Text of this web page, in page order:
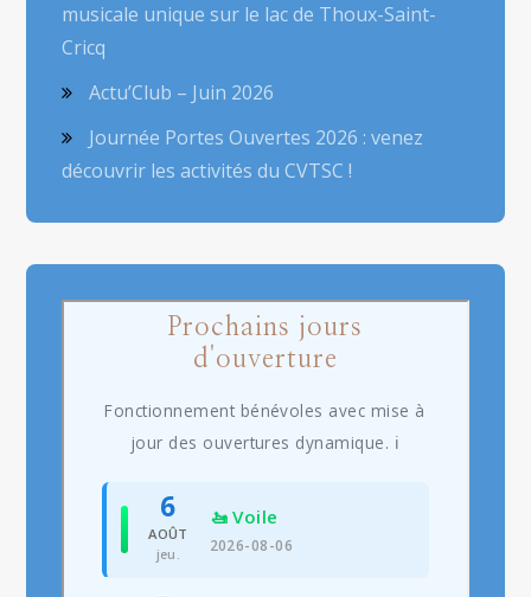
musicale unique sur le lac de Thoux-Saint-
Cricq
Actu’Club – Juin 2026
Journée Portes Ouvertes 2026 : venez
découvrir les activités du CVTSC !